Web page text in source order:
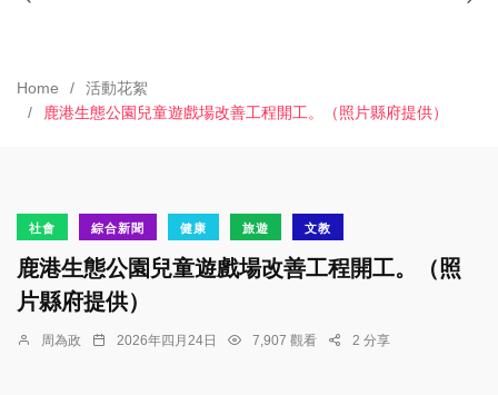
Home
活動花絮
鹿港生態公園兒童遊戲場改善工程開工。（照片縣府提供）
社會 綜合新聞 健康 旅遊 文教
鹿港生態公園兒童遊戲場改善工程開工。（照
片縣府提供）
周為政 2026年四月24日 7,907 觀看 2 分享